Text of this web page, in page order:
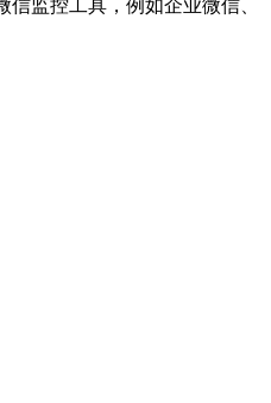
监控工具，例如企业微信、